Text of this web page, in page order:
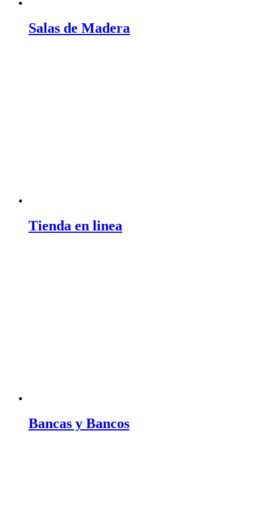
Salas de Madera
Tienda en linea
Bancas y Bancos